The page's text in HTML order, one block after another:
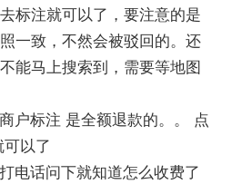
标注就可以了，要注意的是
一致，不然会被驳回的。还
能马上搜索到，需要等地图
户标注 是全额退款的。。 点
以了
电话问下就知道怎么收费了